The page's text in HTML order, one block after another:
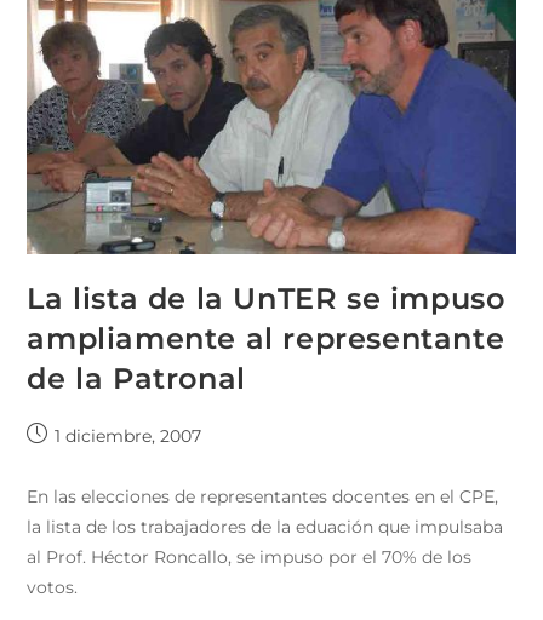
La lista de la UnTER se impuso
ampliamente al representante
de la Patronal
1 diciembre, 2007
En las elecciones de representantes docentes en el CPE,
la lista de los trabajadores de la eduación que impulsaba
al Prof. Héctor Roncallo, se impuso por el 70% de los
votos.